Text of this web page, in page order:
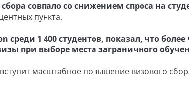
совпало со снижением спроса на
пункта.
среди 1 400 студентов, показал, что
при выборе места заграничного
масштабное повышение визового